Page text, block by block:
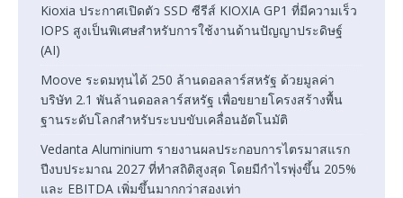
Kioxia ประกาศเปิดตัว SSD ซีรีส์ KIOXIA GP1 ที่มีความเร็ว
IOPS สูงเป็นพิเศษสำหรับการใช้งานด้านปัญญาประดิษฐ์
(AI)
Moove ระดมทุนได้ 250 ล้านดอลลาร์สหรัฐ ด้วยมูลค่า
บริษัท 2.1 พันล้านดอลลาร์สหรัฐ เพื่อขยายโครงสร้างพื้น
ฐานระดับโลกสำหรับระบบขับเคลื่อนอัตโนมัติ
Vedanta Aluminium รายงานผลประกอบการไตรมาสแรก
ปีงบประมาณ 2027 ที่ทำสถิติสูงสุด โดยมีกำไรพุ่งขึ้น 205%
และ EBITDA เพิ่มขึ้นมากกว่าสองเท่า